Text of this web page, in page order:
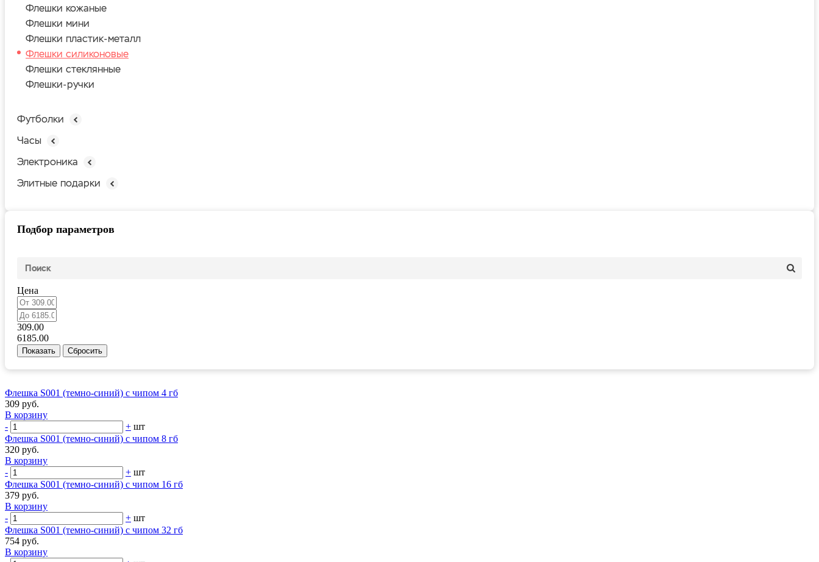
Флешки кожаные
Флешки мини
Флешки пластик-металл
Флешки силиконовые
Флешки стеклянные
Флешки-ручки
Футболки
Часы
Электроника
Элитные подарки
Подбор параметров
Цена
309.00
6185.00
Флешка S001 (темно-синий) с чипом 4 гб
309 руб.
В корзину
-
+ шт
Флешка S001 (темно-синий) с чипом 8 гб
320 руб.
В корзину
-
+ шт
Флешка S001 (темно-синий) с чипом 16 гб
379 руб.
В корзину
-
+ шт
Флешка S001 (темно-синий) с чипом 32 гб
754 руб.
В корзину